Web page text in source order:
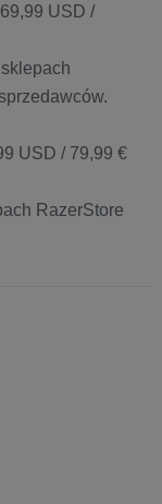
USD /
USD / 79,99 €
RazerStore